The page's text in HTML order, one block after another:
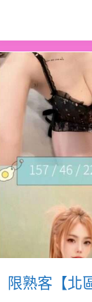
限熟客【北